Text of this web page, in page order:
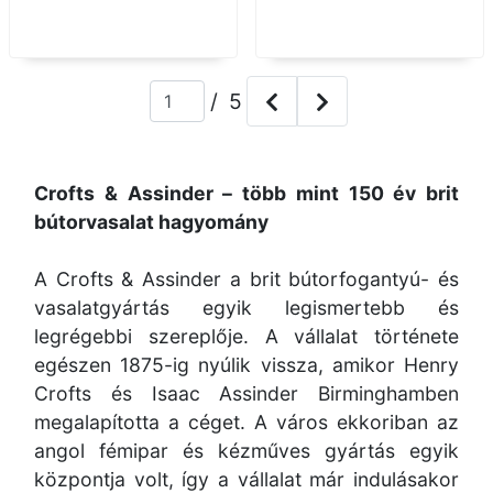
/ 5
Crofts & Assinder – több mint 150 év brit
bútorvasalat hagyomány
A Crofts & Assinder a brit bútorfogantyú- és
vasalatgyártás egyik legismertebb és
legrégebbi szereplője. A vállalat története
egészen 1875-ig nyúlik vissza, amikor Henry
Crofts és Isaac Assinder Birminghamben
megalapította a céget. A város ekkoriban az
angol fémipar és kézműves gyártás egyik
központja volt, így a vállalat már indulásakor